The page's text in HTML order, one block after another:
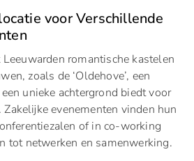
voor Verschillende
romantische kastelen
zoals de ‘Oldehove’, een
unieke achtergrond biedt voor
evenementen vinden hun
of in co-working
tot netwerken en samenwerking.